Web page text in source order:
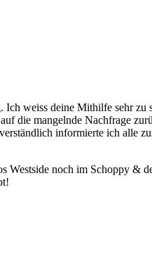
weiss deine Mithilfe sehr zu
die mangelnde Nachfrage
informierte ich alle
Westside noch im Schoppy &